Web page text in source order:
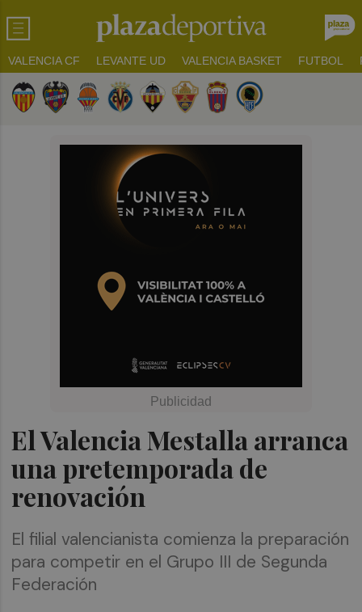
VALENCIA CF LEVANTE UD VALENCIA BASKET FUTBOL
El Valencia Mestalla arranca
una pretemporada de
renovación
El filial valencianista comienza la preparación
para competir en el Grupo III de Segunda
Federación